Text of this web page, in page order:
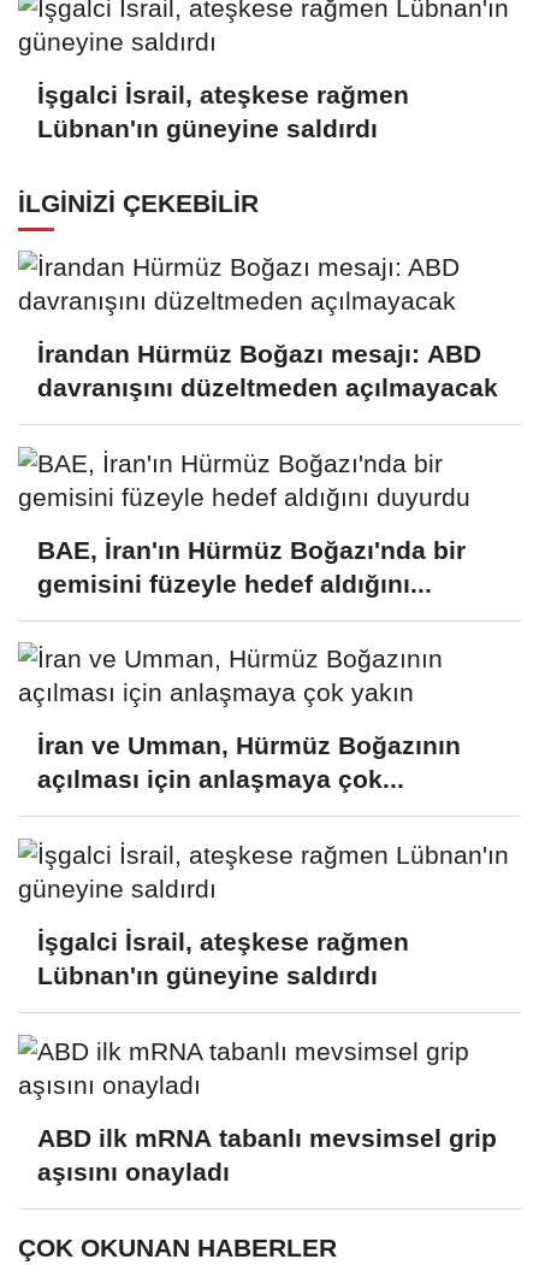
İşgalci İsrail, ateşkese rağmen
Lübnan'ın güneyine saldırdı
İLGINIZI ÇEKEBILIR
İrandan Hürmüz Boğazı mesajı: ABD
davranışını düzeltmeden açılmayacak
BAE, İran'ın Hürmüz Boğazı'nda bir
gemisini füzeyle hedef aldığını...
İran ve Umman, Hürmüz Boğazının
açılması için anlaşmaya çok...
İşgalci İsrail, ateşkese rağmen
Lübnan'ın güneyine saldırdı
ABD ilk mRNA tabanlı mevsimsel grip
aşısını onayladı
ÇOK OKUNAN HABERLER